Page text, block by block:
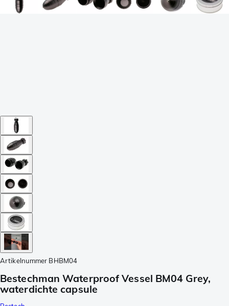
Artikelnummer BHBM04
Bestechman Waterproof Vessel BM04 Grey,
waterdichte capsule